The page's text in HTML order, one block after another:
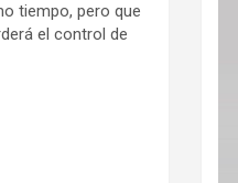
tiempo, pero que
el control de